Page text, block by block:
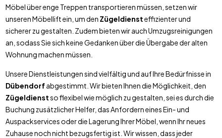
Möbel über enge Treppen transportieren müssen, setzen wir
unseren Möbellift ein, um den Zügeldiensteffizienter und
sicherer zu gestalten. Zudem bieten wir auch Umzugsreinigungen
an, sodass Sie sich keine Gedanken über die Übergabe der alten
Wohnung machen müssen.
Unsere Dienstleistungen sind vielfältig und auf Ihre Bedürfnisse in
Dübendorf abgestimmt. Wir bieten Ihnen die Möglichkeit, den
Zügeldienstso flexibel wie möglich zu gestalten, sei es durch die
Buchung zusätzlicher Helfer, das Anfordern eines Ein- und
Auspackservices oder die Lagerung Ihrer Möbel, wenn Ihr neues
Zuhause noch nicht bezugsfertig ist. Wir wissen, dass jeder